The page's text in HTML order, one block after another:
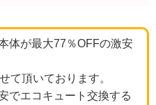
体が最大77％OFFの激安
て頂いております。
でエコキュート交換する